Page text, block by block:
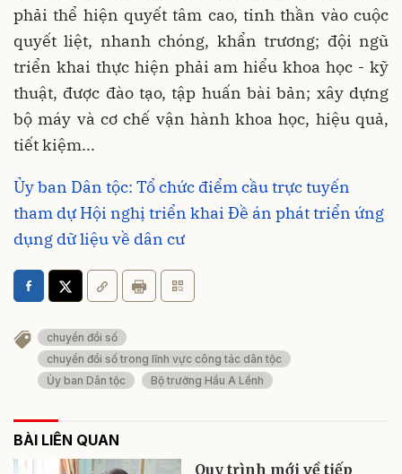
phải thể hiện quyết tâm cao, tinh thần vào cuộc
quyết liệt, nhanh chóng, khẩn trương; đội ngũ
triển khai thực hiện phải am hiểu khoa học - kỹ
thuật, được đào tạo, tập huấn bài bản; xây dựng
bộ máy và cơ chế vận hành khoa học, hiệu quả,
tiết kiệm...
Ủy ban Dân tộc: Tổ chức điểm cầu trực tuyến
tham dự Hội nghị triển khai Đề án phát triển ứng
dụng dữ liệu về dân cư
chuyển đổi số
chuyển đổi số trong lĩnh vực công tác dân tộc
Ủy ban Dân tộc
Bộ trưởng Hầu A Lềnh
BÀI LIÊN QUAN
Quy trình mới về tiếp